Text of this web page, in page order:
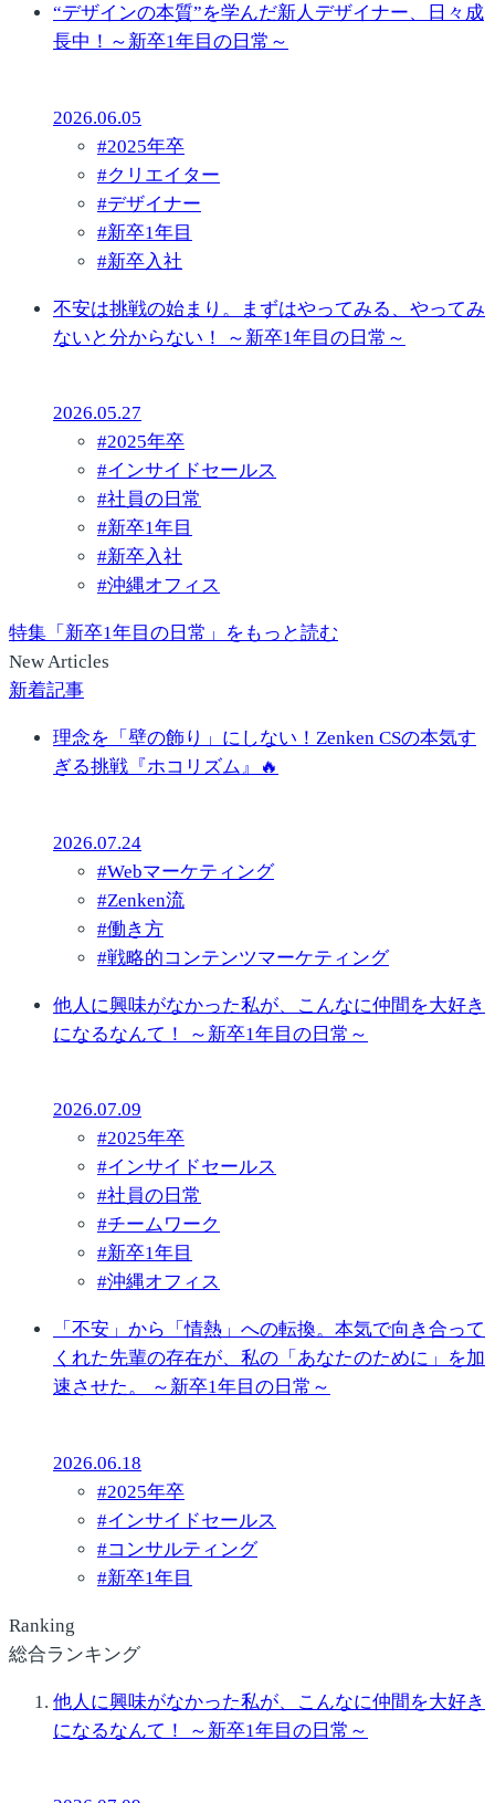
“デザインの本質”を学んだ新人デザイナー、日々成
長中！～新卒1年目の日常～
2026.06.05
#2025年卒
#クリエイター
#デザイナー
#新卒1年目
#新卒入社
不安は挑戦の始まり。まずはやってみる、やってみ
ないと分からない！ ～新卒1年目の日常～
2026.05.27
#2025年卒
#インサイドセールス
#社員の日常
#新卒1年目
#新卒入社
#沖縄オフィス
特集「新卒1年目の日常」をもっと読む
New Articles
新着記事
理念を「壁の飾り」にしない！Zenken CSの本気す
ぎる挑戦『ホコリズム』🔥
2026.07.24
#Webマーケティング
#Zenken流
#働き方
#戦略的コンテンツマーケティング
他人に興味がなかった私が、こんなに仲間を大好き
になるなんて！ ～新卒1年目の日常～
2026.07.09
#2025年卒
#インサイドセールス
#社員の日常
#チームワーク
#新卒1年目
#沖縄オフィス
「不安」から「情熱」への転換。本気で向き合って
くれた先輩の存在が、私の「あなたのために」を加
速させた。 ～新卒1年目の日常～
2026.06.18
#2025年卒
#インサイドセールス
#コンサルティング
#新卒1年目
Ranking
総合ランキング
他人に興味がなかった私が、こんなに仲間を大好き
になるなんて！ ～新卒1年目の日常～